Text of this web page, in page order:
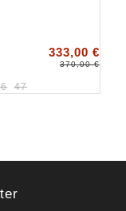
333,00 €
370,00 €
47